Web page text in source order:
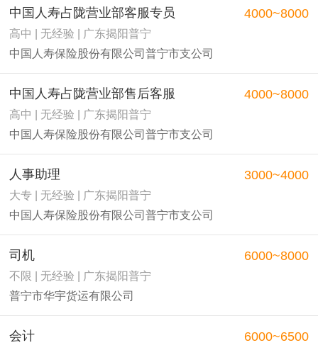
中国人寿占陇营业部客服专员
高中 | 无经验 | 广东揭阳普宁
中国人寿保险股份有限公司普宁市支公司
4000~8000
中国人寿占陇营业部售后客服
高中 | 无经验 | 广东揭阳普宁
中国人寿保险股份有限公司普宁市支公司
4000~8000
人事助理
大专 | 无经验 | 广东揭阳普宁
中国人寿保险股份有限公司普宁市支公司
3000~4000
司机
不限 | 无经验 | 广东揭阳普宁
普宁市华宇货运有限公司
6000~8000
会计 6000~6500